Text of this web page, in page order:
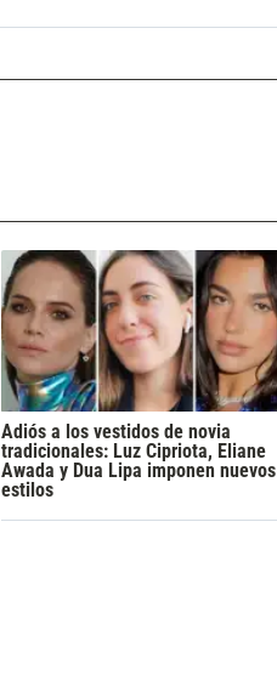
Adiós a los vestidos de novia
tradicionales: Luz Cipriota, Eliane
Awada y Dua Lipa imponen nuevos
estilos